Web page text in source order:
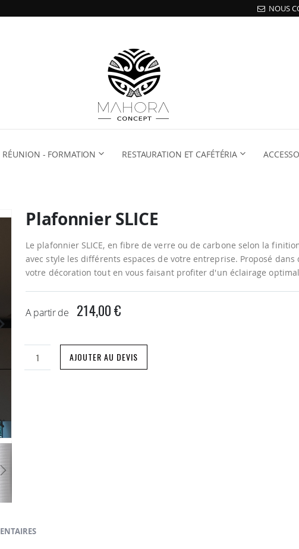
NOUS
RÉUNION - FORMATION RESTAURATION ET CAFÉTÉRIA
Plafonnier SLICE
Le plafonnier SLICE, en fibre de verre ou de carbone selon la
avec style les différents espaces de votre entreprise. Proposé
votre décoration tout en vous faisant profiter d'un éclairage
A partir de 214,00 €
AJOUTER AU DEVIS